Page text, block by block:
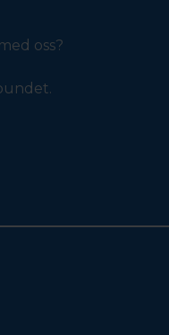
oss?